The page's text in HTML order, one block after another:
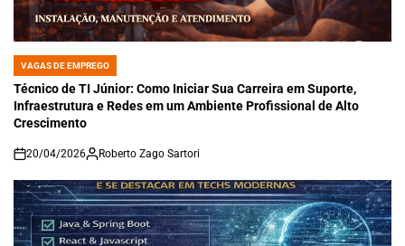
POSTED
IN
VAGAS DE EMPREGO
Técnico de TI Júnior: Como Iniciar Sua Carreira em Suporte,
Infraestrutura e Redes em um Ambiente Profissional de Alto
Crescimento
on
20/04/2026 Roberto Zago Sartori